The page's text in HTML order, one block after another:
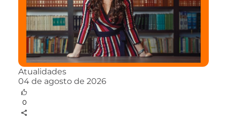
Atualidades
04 de agosto de 2026
0